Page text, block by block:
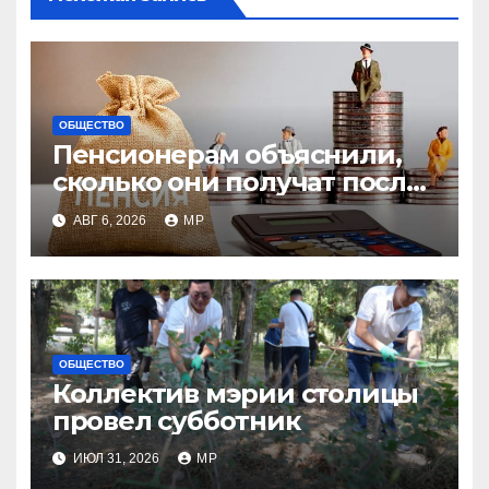
ОБЩЕСТВО
Пенсионерам объяснили,
сколько они получат после
индексации
АВГ 6, 2026 MP
ОБЩЕСТВО
Коллектив мэрии столицы
провел субботник
ИЮЛ 31, 2026 MP